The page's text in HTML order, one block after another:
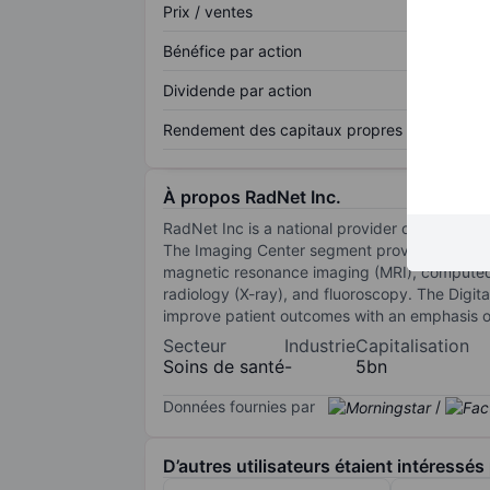
Prix / ventes
Bénéfice par action
Dividende par action
Rendement des capitaux propres
À propos RadNet Inc.
RadNet Inc is a national provider of
The Imaging Center segment provides
magnetic resonance imaging (MRI),
radiology (X-ray), and fluoroscopy. The
improve patient outcomes with an emphasis
Secteur
Soins de santé
Industrie
-
Capitalisation
5bn
Données fournies par /
D’autres utilisateurs étaient intéressés